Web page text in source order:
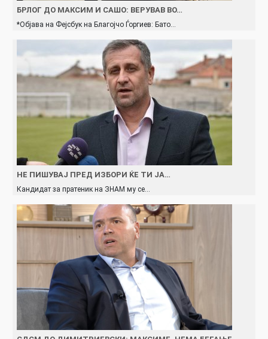
БРЛОГ ДО МАКСИМ И САШО: ВЕРУВАВ ВО…
*Објава на Фејсбук на Благојчо Ѓоргиев: Бато…
НЕ ПИШУВАЈ ПРЕД ИЗБОРИ ЌЕ ТИ ЈА…
Кандидат за пратеник на ЗНАМ му се…